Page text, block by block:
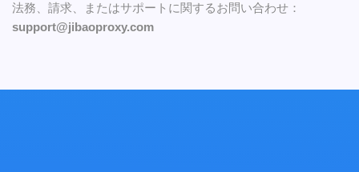
法務、請求、またはサポートに関するお問い合わせ：
support@jibaoproxy.com